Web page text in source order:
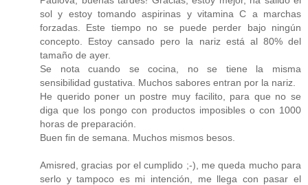
sol y estoy tomando aspirinas y vitamina C a marchas
forzadas. Este tiempo no se puede perder bajo ningún
concepto. Estoy cansado pero la nariz está al 80% del
tamaño de ayer.
Se nota cuando se cocina, no se tiene la misma
sensibilidad gustativa. Muchos sabores entran por la nariz.
He querido poner un postre muy facilito, para que no se
diga que los pongo con productos imposibles o con 1000
horas de preparación.
Buen fin de semana. Muchos mismos besos.
Amisred, gracias por el cumplido ;-), me queda mucho para
serlo y tampoco es mi intención, me llega con pasar el